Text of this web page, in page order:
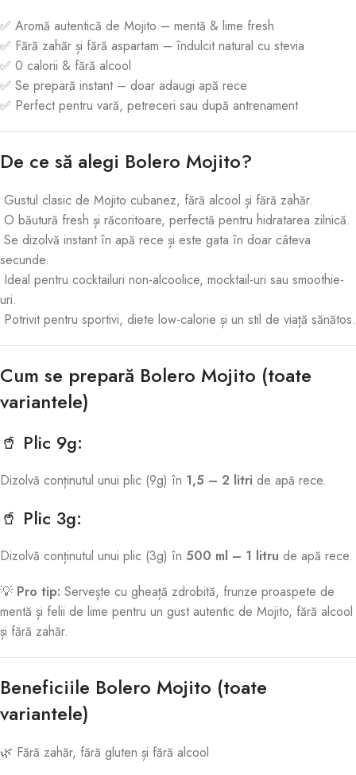
✅ Aromă autentică de Mojito – mentă & lime fresh
✅ Fără zahăr și fără aspartam – îndulcit natural cu stevia
✅ 0 calorii & fără alcool
✅ Se prepară instant – doar adaugi apă rece
✅ Perfect pentru vară, petreceri sau după antrenament
De ce să alegi Bolero Mojito?
Gustul clasic de Mojito cubanez, fără alcool și fără zahăr.
O băutură fresh și răcoritoare, perfectă pentru hidratarea zilnică.
Se dizolvă instant în apă rece și este gata în doar câteva
secunde.
Ideal pentru cocktailuri non-alcoolice, mocktail-uri sau smoothie-
uri.
Potrivit pentru sportivi, diete low-calorie și un stil de viață sănătos.
Cum se prepară Bolero Mojito (toate
variantele)
🥤 Plic 9g:
Dizolvă conținutul unui plic (9g) în 1,5 – 2 litri de apă rece.
🥤 Plic 3g:
Dizolvă conținutul unui plic (3g) în 500 ml – 1 litru de apă rece.
💡 Pro tip: Servește cu gheață zdrobită, frunze proaspete de
mentă și felii de lime pentru un gust autentic de Mojito, fără alcool
și fără zahăr.
Beneficiile Bolero Mojito (toate
variantele)
🌿 Fără zahăr, fără gluten și fără alcool